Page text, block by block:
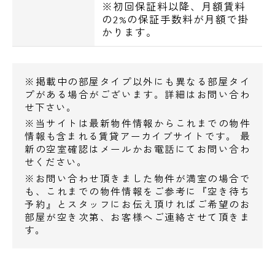
◆セブンイレブン京急ST大森海岸店・・46m
◆ファミリーマート大森海岸駅東店・・115m
◆ローソン大森海岸駅前店・・147m
飲食店
◆キッチンオリジン大森海岸店・・64m
◆天丼てんや京急大森海岸店・・69m
◆木曽路大森店・・209m
◆なか卯南大井三丁目店・・ 210m
◆大戸屋ごはん処大森店・・220m
販売店
◆ゴルフパートナー大森店・・ 111m
※初回保証料以降、月額賃料
の2%の保証手数料が月額で掛
かります。
※掲載中の部屋タイプ以外にも異なる部屋タイ
プがある場合がございます。詳細はお問い合わ
せ下さい。
※当サイトは最新物件情報からこれまでの物件
情報も含まれる賃貸アーカイブサイトです。 最
新の空室確認はメールかお電話にてお問い合わ
せください。
※お問い合わせ頂きました物件が満室の場合で
も、これまでの物件情報をご参考に『空き待ち
予約』とスタッフにお伝え頂ければご希望のお
部屋が空き次第、お客様へご連絡させて頂きま
す。